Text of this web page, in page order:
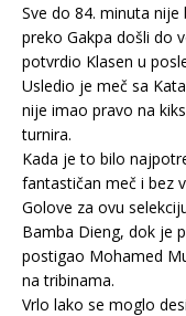
Sve do 84. minuta
preko Gakpa došli do
potvrdio Klasen u
Usledio je meč sa
nije imao pravo na
turnira.
Kada je to bilo
fantastičan meč i bez
Golove za ovu
Bamba Dieng, dok je
postigao Mohamed
na tribinama.
Vrlo lako se moglo